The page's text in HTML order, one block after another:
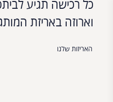
כל רכישה תגיע
וארוזה באריזת
האריזות שלנו